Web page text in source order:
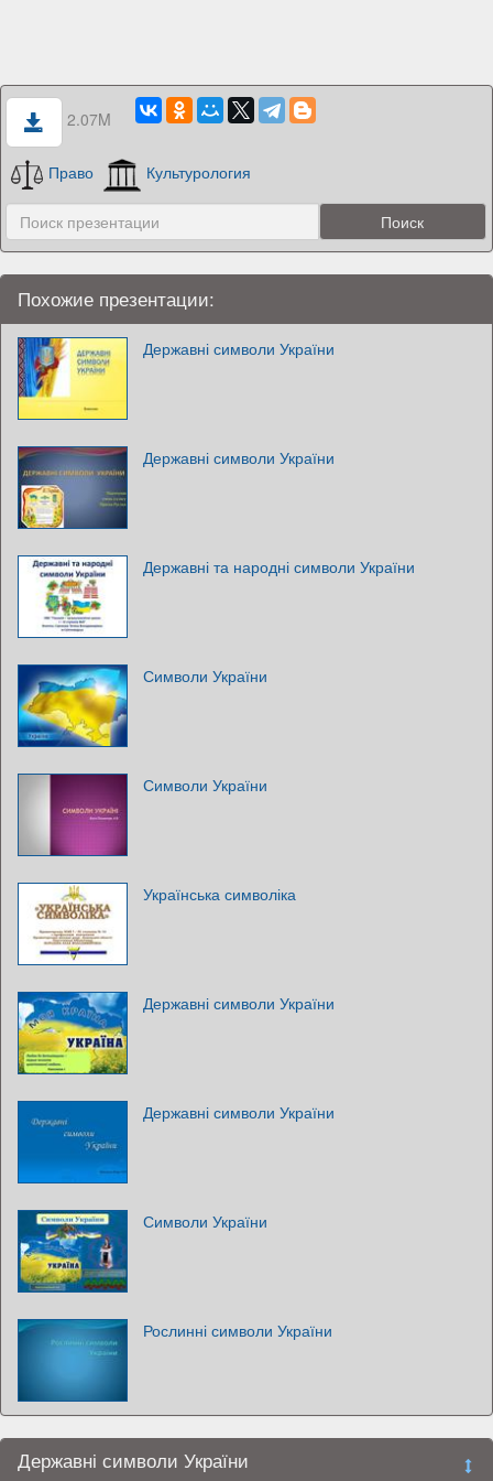
2.07M
Право Культурология
Похожие презентации:
Державні символи України
Державні символи України
Державні та народні символи України
Символи України
Символи України
Українська символіка
Державні символи України
Державні символи України
Символи України
Рослинні символи України
Державні символи України